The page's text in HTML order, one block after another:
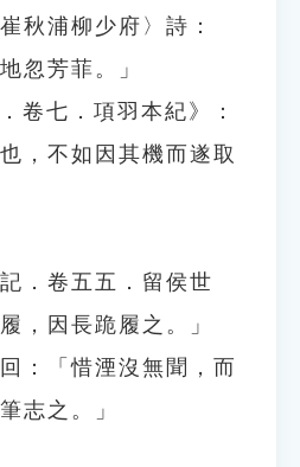
秋浦柳少府〉詩：
忽芳菲。」
卷七．項羽本紀》：
，不如因其機而遂取
．卷五五．留侯世
，因長跪履之。」
：「惜湮沒無聞，而
志之。」